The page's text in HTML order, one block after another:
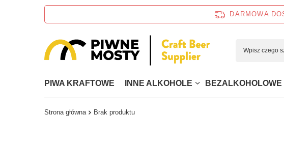
DARMOWA
PIWA KRAFTOWE INNE ALKOHOLE BEZALKOHOLOWE
Strona główna Brak produktu